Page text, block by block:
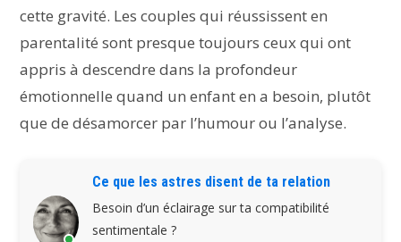
cette gravité. Les couples qui réussissent en
parentalité sont presque toujours ceux qui ont
appris à descendre dans la profondeur
émotionnelle quand un enfant en a besoin, plutôt
que de désamorcer par l’humour ou l’analyse.
Ce que les astres disent de ta relation
Besoin d’un éclairage sur ta compatibilité
sentimentale ?